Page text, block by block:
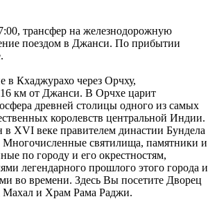
трансфер на железнодорожную
поездом в Джанси. По прибытии
в Кхаджурахо через Орчху,
км от Джанси. В Орчхе царит
древней столицы одного из самых
королевств центральной Индии.
в XVI веке правителем династии Бундела
Многочисленные святилища, памятники и
по городу и его окрестностям,
легендарного прошлого этого города и
во времени. Здесь Вы посетите Дворец
Махал и Храм Рама Раджи.